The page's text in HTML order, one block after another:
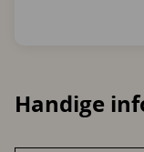
Handige